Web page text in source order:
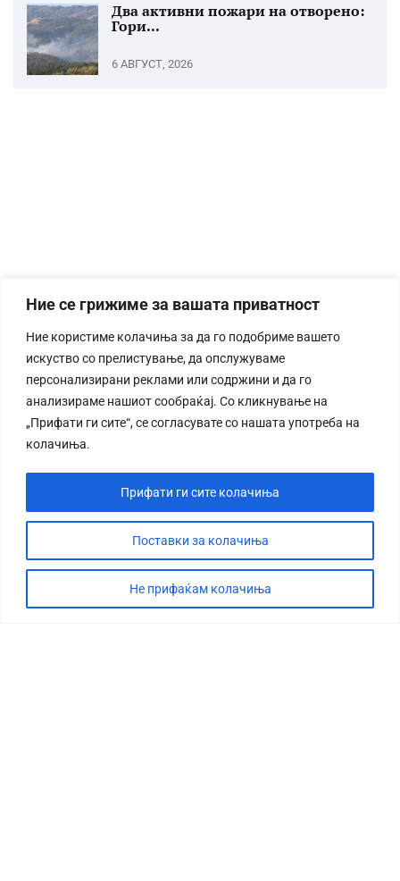
Ние се грижиме за вашата приватност
Ние користиме колачиња за да го подобриме вашето
искуство со прелистување, да опслужуваме
персонализирани реклами или содржини и да го
анализираме нашиот сообраќај. Со кликнување на
„Прифати ги сите“, се согласувате со нашата употреба на
колачиња.
Поставки за колачиња
Не прифаќам колачиња
Прифати ги сите колачиња
Два активни пожари на отворено:
Гори...
6 АВГУСТ, 2026